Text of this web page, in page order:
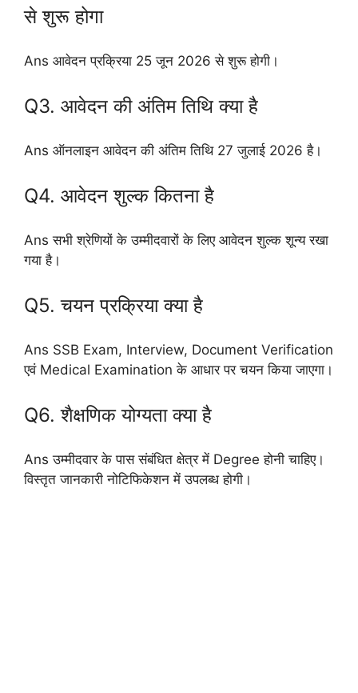
से शुरू होगा
Ans आवेदन प्रक्रिया 25 जून 2026 से शुरू होगी।
Q3. आवेदन की अंतिम तिथि क्या है
Ans ऑनलाइन आवेदन की अंतिम तिथि 27 जुलाई 2026 है।
Q4. आवेदन शुल्क कितना है
Ans सभी श्रेणियों के उम्मीदवारों के लिए आवेदन शुल्क शून्य रखा
गया है।
Q5. चयन प्रक्रिया क्या है
Ans SSB Exam, Interview, Document Verification
एवं Medical Examination के आधार पर चयन किया जाएगा।
Q6. शैक्षणिक योग्यता क्या है
Ans उम्मीदवार के पास संबंधित क्षेत्र में Degree होनी चाहिए।
विस्तृत जानकारी नोटिफिकेशन में उपलब्ध होगी।